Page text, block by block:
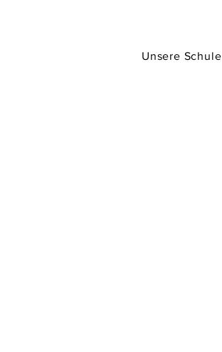
Unsere Schule